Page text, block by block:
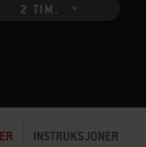
2 TIM.
INSTRUKSJONER